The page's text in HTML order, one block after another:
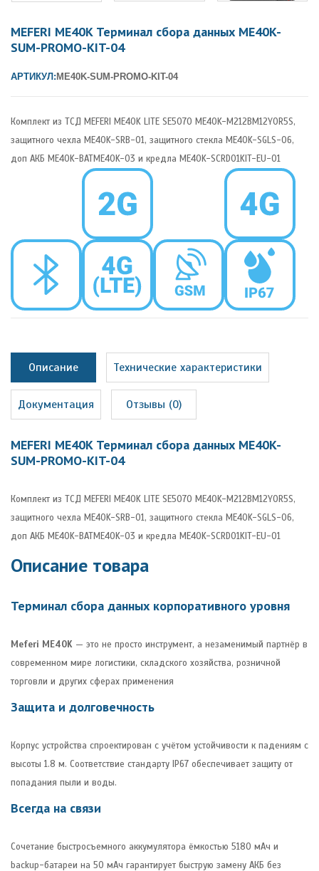
MEFERI ME40K Терминал сбора данных ME40K-
SUM-PROMO-KIT-04
АРТИКУЛ:ME40K-SUM-PROMO-KIT-04
Комплект из ТСД MEFERI ME40K LITE SE5070 ME40K-M212BM12Y0R5S,
защитного чехла ME40K-SRB-01, защитного стекла ME40K-SGLS-06,
доп АКБ ME40K-BATME40K-03 и кредла ME40K-SCRD01KIT-EU-01
Описание Технические характеристики
Документация Отзывы (0)
MEFERI ME40K Терминал сбора данных ME40K-
SUM-PROMO-KIT-04
Комплект из ТСД MEFERI ME40K LITE SE5070 ME40K-M212BM12Y0R5S,
защитного чехла ME40K-SRB-01, защитного стекла ME40K-SGLS-06,
доп АКБ ME40K-BATME40K-03 и кредла ME40K-SCRD01KIT-EU-01
Описание товара
Терминал сбора данных корпоративного уровня
Meferi ME40K — это не просто инструмент, а незаменимый партнёр в
современном мире логистики, складского хозяйства, розничной
торговли и других сферах применения
Защита и долговечность
Корпус устройства спроектирован с учётом устойчивости к падениям с
высоты 1.8 м. Соответствие стандарту IP67 обеспечивает защиту от
попадания пыли и воды.
Всегда на связи
Сочетание быстросъемного аккумулятора ёмкостью 5180 мАч и
backup-батареи на 50 мАч гарантирует быструю замену АКБ без